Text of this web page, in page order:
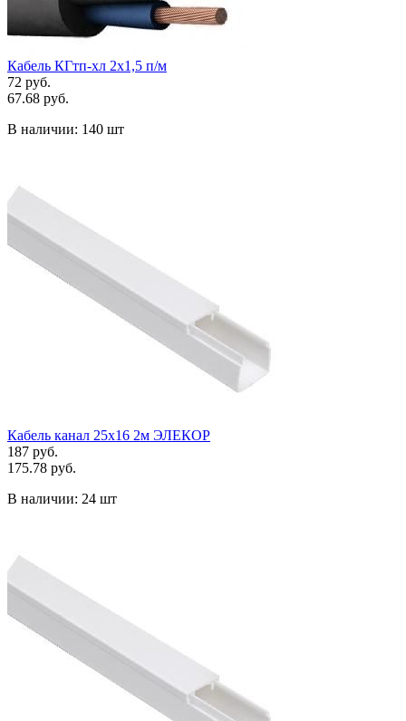
Кабель КГтп-хл 2х1,5 п/м
72 руб.
67.68 руб.
В наличии: 140 шт
Кабель канал 25х16 2м ЭЛЕКОР
187 руб.
175.78 руб.
В наличии: 24 шт